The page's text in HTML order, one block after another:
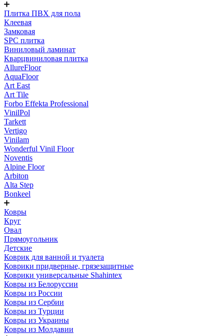
Плитка ПВХ для пола
Клеевая
Замковая
SPC плитка
Виниловый ламинат
Кварцвиниловая плитка
AllureFloor
AquaFloor
Art East
Art Tile
Forbo Effekta Professional
VinilPol
Tarkett
Vertigo
Vinilam
Wonderful Vinil Floor
Noventis
Alpine Floor
Arbiton
Alta Step
Bonkeel
Ковры
Круг
Овал
Прямоугольник
Детские
Коврик для ванной и туалета
Коврики придверные, грязезащитные
Коврики универсальные Shahintex
Ковры из Белоруссии
Ковры из России
Ковры из Сербии
Ковры из Турции
Ковры из Украины
Ковры из Молдавии